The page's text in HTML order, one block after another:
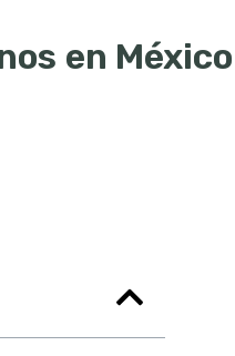
en México